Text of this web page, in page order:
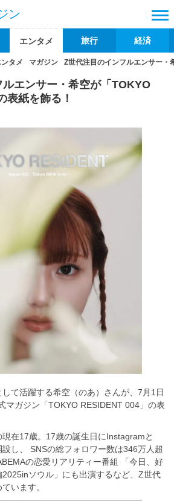
ン
エンタメ 旅行 経済
ンタメ マガジン Z世代注目のインフルエンサー・
エンサー・希空が「TOKYO
表紙を飾る！
て活躍する希空（のあ）さんが、7月1日
マガジン「TOKYO RESIDENT 004」の表
在17歳。17歳の誕生日にInstagramと
し、 SNSの総フォロワー数は346万人超
の恋愛リアリティー番組 「今日、好
ソウル」にも出演するなど、Z世代
います。